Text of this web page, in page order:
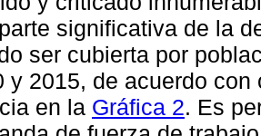
significativa de la
ser cubierta por
y 2015, de acuerdo
en la Gráfica 2. Es